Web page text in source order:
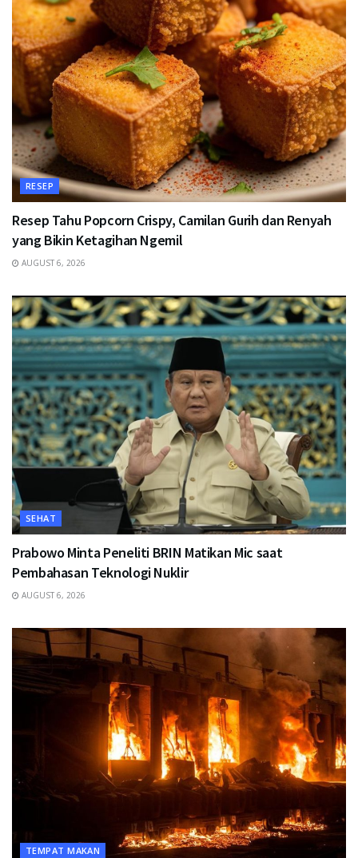
RESEP
Resep Tahu Popcorn Crispy, Camilan Gurih dan Renyah
yang Bikin Ketagihan Ngemil
AUGUST 6, 2026
SEHAT
Prabowo Minta Peneliti BRIN Matikan Mic saat
Pembahasan Teknologi Nuklir
AUGUST 6, 2026
TEMPAT MAKAN